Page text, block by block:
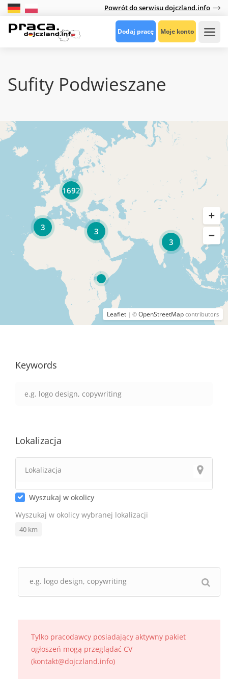
Powrót do serwisu dojczland.info
Dodaj pracę Moje konto
Sufity Podwieszane
3
3
3
1692
Leaflet | © OpenStreetMap contributors
Keywords
Lokalizacja
Wyszukaj w okolicy
Wyszukaj w okolicy wybranej lokalizacji
40 km
Tylko pracodawcy posiadający aktywny pakiet
ogłoszeń mogą przeglądać CV
(kontakt@dojczland.info)